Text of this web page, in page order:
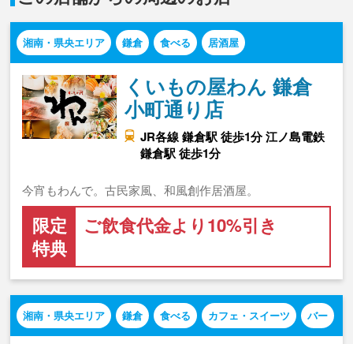
湘南・県央エリア 鎌倉 食べる 居酒屋
くいもの屋わん 鎌倉
小町通り店
JR各線 鎌倉駅 徒歩1分 江ノ島電鉄
鎌倉駅 徒歩1分
今宵もわんで。古民家風、和風創作居酒屋。
限定
特典
ご飲食代金より10%引き
湘南・県央エリア 鎌倉 食べる カフェ・スイーツ バー